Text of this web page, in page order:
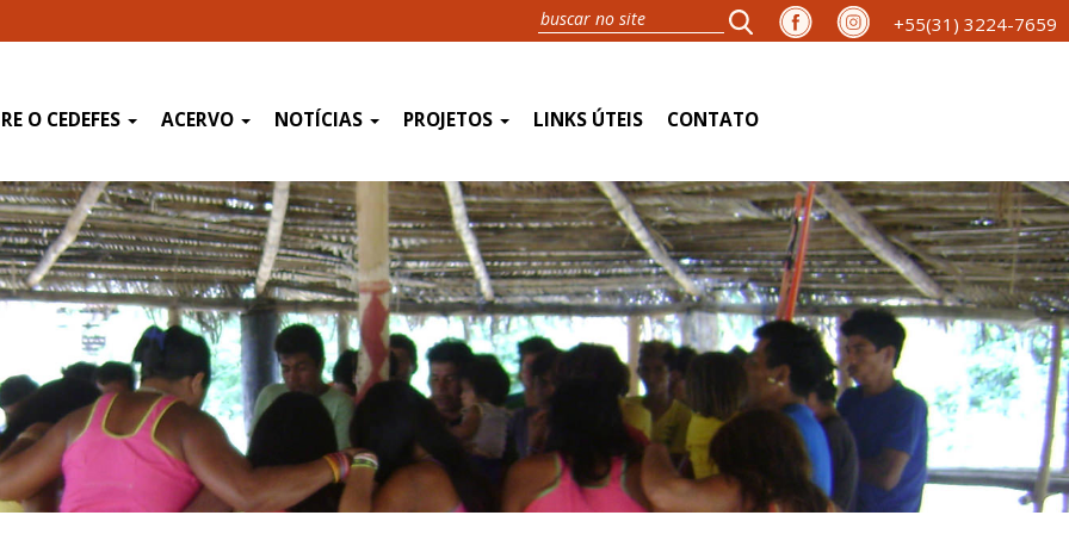
+55(31) 3224-7659
O CEDEFES ACERVO NOTÍCIAS PROJETOS LINKS ÚTEIS CONTATO